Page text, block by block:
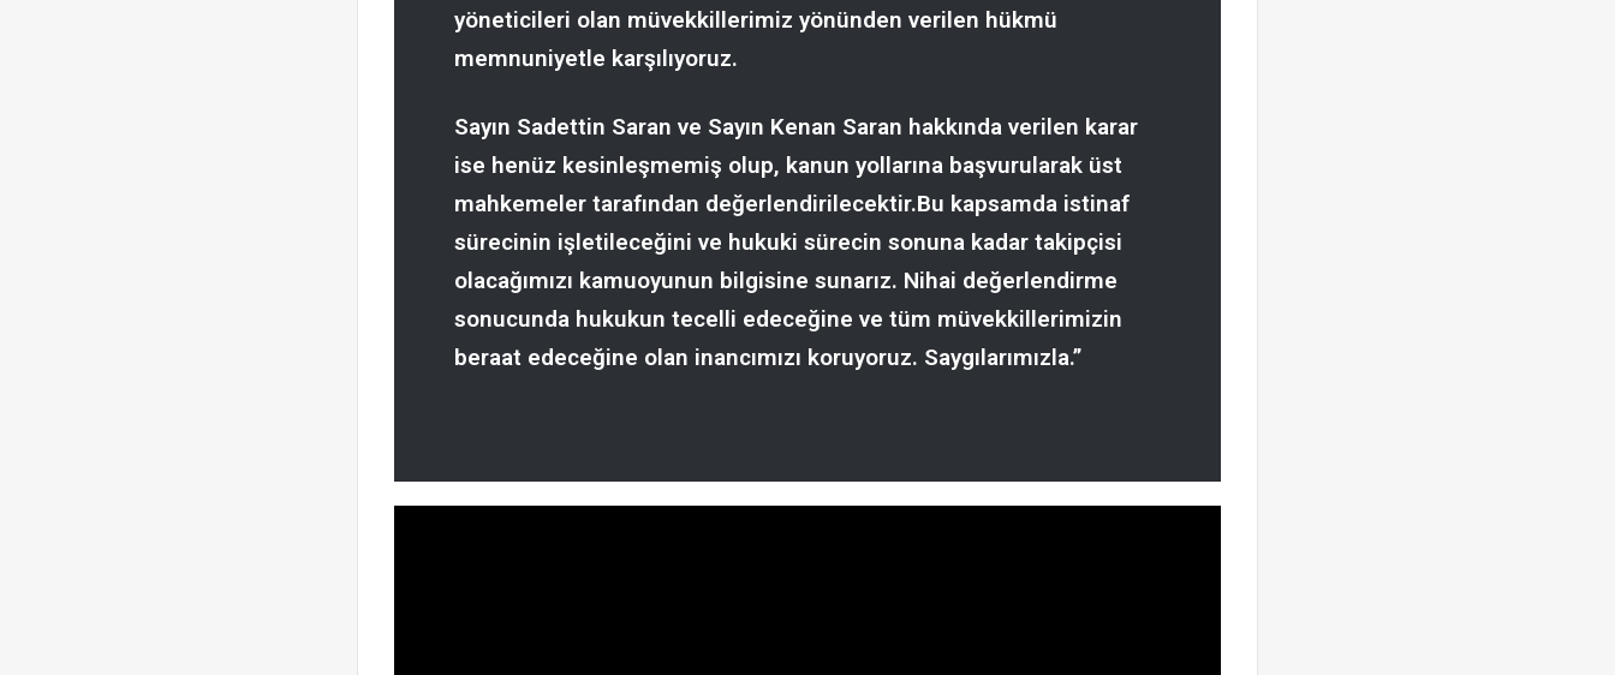
yöneticileri olan müvekkillerimiz yönünden verilen hükmü
memnuniyetle karşılıyoruz.
Sayın Sadettin Saran ve Sayın Kenan Saran hakkında verilen karar
ise henüz kesinleşmemiş olup, kanun yollarına başvurularak üst
mahkemeler tarafından değerlendirilecektir.Bu kapsamda istinaf
sürecinin işletileceğini ve hukuki sürecin sonuna kadar takipçisi
olacağımızı kamuoyunun bilgisine sunarız. Nihai değerlendirme
sonucunda hukukun tecelli edeceğine ve tüm müvekkillerimizin
beraat edeceğine olan inancımızı koruyoruz. Saygılarımızla.”